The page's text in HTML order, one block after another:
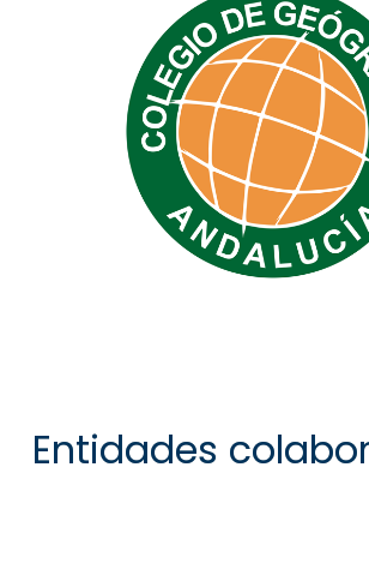
Entidades